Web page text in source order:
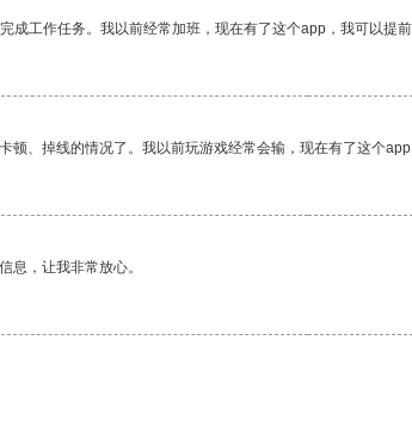
工作任务。我以前经常加班，现在有了这个app，我可以提前
、掉线的情况了。我以前玩游戏经常会输，现在有了这个app
息，让我非常放心。